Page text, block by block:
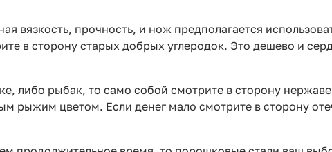
вязкость, прочность, и нож предполагается
в сторону старых добрых углеродок. Это дешево и
либо рыбак, то само собой смотрите в сторону
рыжим цветом. Если денег мало смотрите в сторону